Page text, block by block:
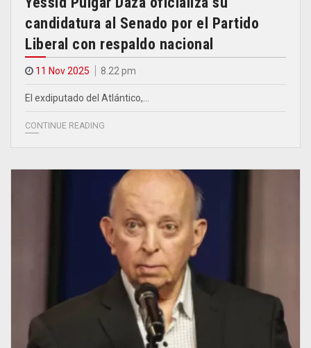
candidatura al Senado por el Partido
Liberal con respaldo nacional
11 Nov 2025 8.22 pm
El exdiputado del Atlántico,…
CONTINUE READING